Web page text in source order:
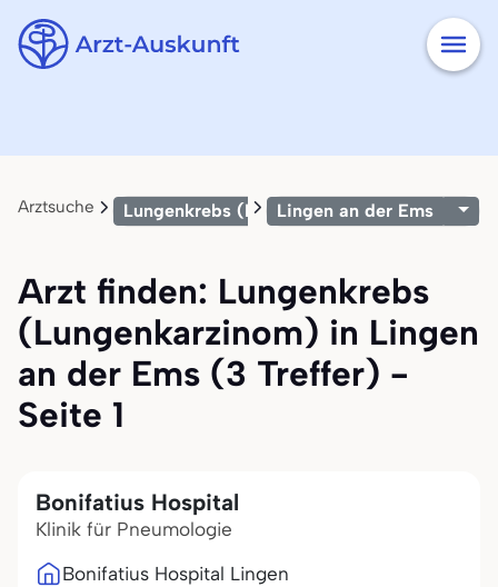
Arztsuche Lungenkrebs (Lungenkarzinom)
Lingen an der Ems
Arzt finden: Lungenkrebs
(Lungenkarzinom) in Lingen
an der Ems (3 Treffer) -
Seite 1
Bonifatius Hospital
Klinik für Pneumologie
Bonifatius Hospital Lingen